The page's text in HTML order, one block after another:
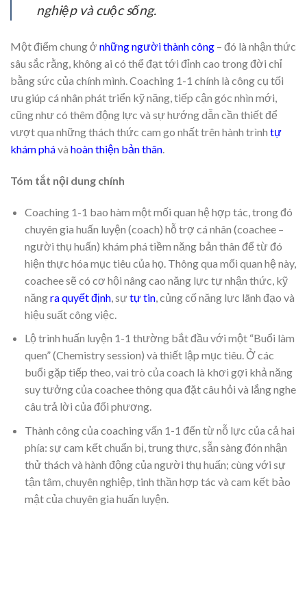
nghiệp và cuộc sống.
Một điểm chung ở những người thành công – đó là nhận thức
sâu sắc rằng, không ai có thể đạt tới đỉnh cao trong đời chỉ
bằng sức của chính mình. Coaching 1-1 chính là công cụ tối
ưu giúp cá nhân phát triển kỹ năng, tiếp cận góc nhìn mới,
cũng như có thêm động lực và sự hướng dẫn cần thiết để
vượt qua những thách thức cam go nhất trên hành trình tự
khám phávà hoàn thiện bản thân.
Tóm tắt nội dung chính
Coaching 1-1 bao hàm một mối quan hệ hợp tác, trong đó
chuyên gia huấn luyện (coach) hỗ trợ cá nhân (coachee –
người thụ huấn) khám phá tiềm năng bản thân để từ đó
hiện thực hóa mục tiêu của họ. Thông qua mối quan hệ này,
coachee sẽ có cơ hội nâng cao năng lực tự nhận thức, kỹ
năngra quyết định, sựtự tin, củng cố năng lực lãnh đạo và
hiệu suất công việc.
Lộ trình huấn luyện 1-1 thường bắt đầu với một “Buổi làm
quen” (Chemistry session) và thiết lập mục tiêu. Ở các
buổi gặp tiếp theo, vai trò của coach là khơi gợi khả năng
suy tưởng của coachee thông qua đặt câu hỏi và lắng nghe
câu trả lời của đối phương.
Thành công của coaching vấn 1-1 đến từ nỗ lực của cả hai
phía: sự cam kết chuẩn bị, trung thực, sẵn sàng đón nhận
thử thách và hành động của người thụ huấn; cùng với sự
tận tâm, chuyên nghiệp, tinh thần hợp tác và cam kết bảo
mật của chuyên gia huấn luyện.